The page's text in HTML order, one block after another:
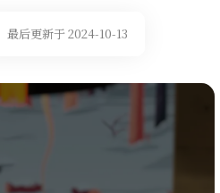
最后更新于 2024-10-13